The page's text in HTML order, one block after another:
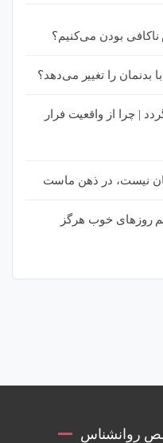
بودن می‌کنیم؟
بدنمان را تغییر می‌دهد؟
| چرا از واقعیت فرار
نیست، در ذهن ماست
روزهای خوب هرگز
روانشناس